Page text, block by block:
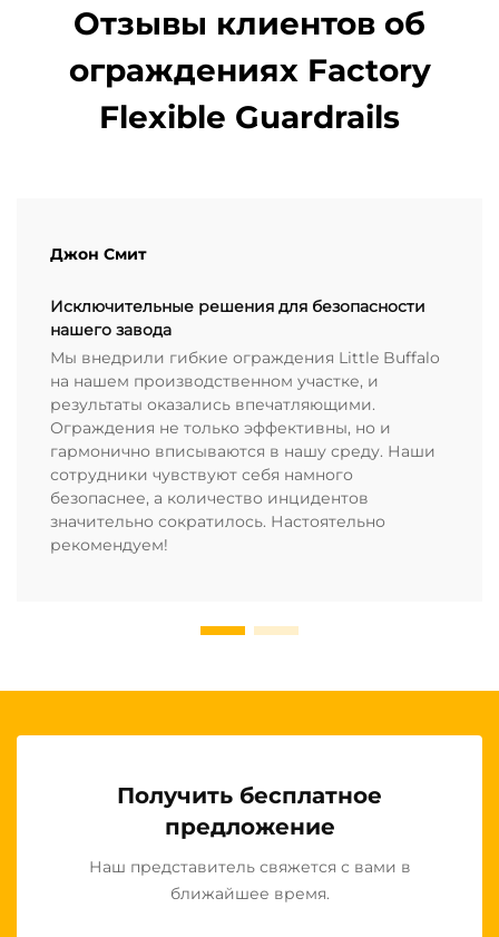
Отзывы клиентов об
ограждениях Factory
Flexible Guardrails
Джон Смит
Исключительные решения для безопасности
нашего завода
Мы внедрили гибкие ограждения Little Buffalo
на нашем производственном участке, и
результаты оказались впечатляющими.
Ограждения не только эффективны, но и
гармонично вписываются в нашу среду. Наши
сотрудники чувствуют себя намного
безопаснее, а количество инцидентов
значительно сократилось. Настоятельно
рекомендуем!
Получить бесплатное
предложение
Наш представитель свяжется с вами в
ближайшее время.